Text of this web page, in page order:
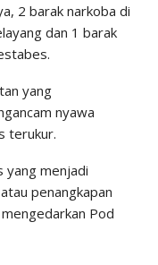
2 barak narkoba di
dan 1 barak
yang
nyawa
terukur.
yang menjadi
penangkapan
Pod